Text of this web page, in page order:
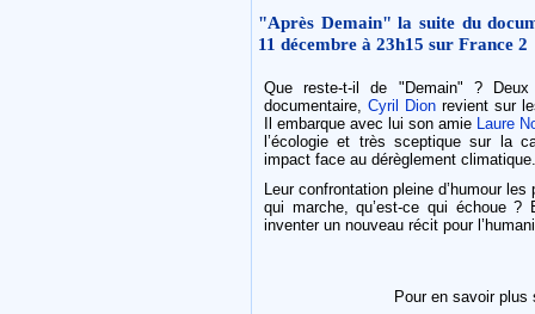
"Après Demain" la suite du
11 décembre à 23h15 sur France 2
Que reste-t-il de "Demain" ?
documentaire, Cyril Dionrevient sur
Il embarque avec lui son amie Laure
l’écologie et très sceptique sur la
impact face au dérèglement climatique.
Leur confrontation pleine d’humour
qui marche, qu’est-ce qui échoue
inventer un nouveau récit pour
Pour en savoir